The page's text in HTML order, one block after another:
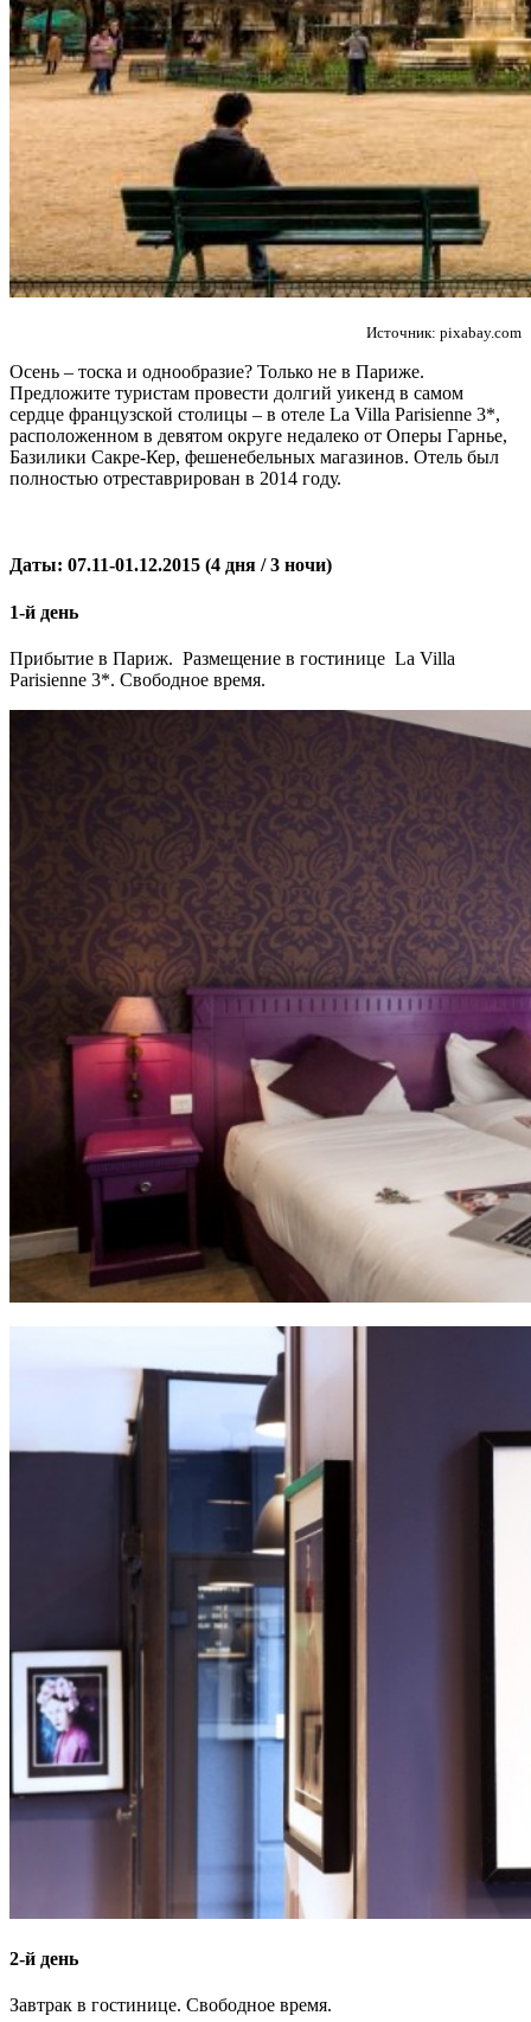
Источник: pixabay.com
Осень – тоска и однообразие? Только не в Париже.
Предложите туристам провести долгий уикенд в самом
сердце французской столицы – в отеле La Villa Parisienne 3*,
расположенном в девятом округе недалеко от Оперы Гарнье,
Базилики Сакре-Кер, фешенебельных магазинов. Отель был
полностью отреставрирован в 2014 году.
Даты: 07.11-01.12.2015 (4 дня / 3 ночи)
1-й день
Прибытие в Париж. Размещение в гостинице La Villa
Parisienne 3*. Свободное время.
2-й день
Завтрак в гостинице. Свободное время.